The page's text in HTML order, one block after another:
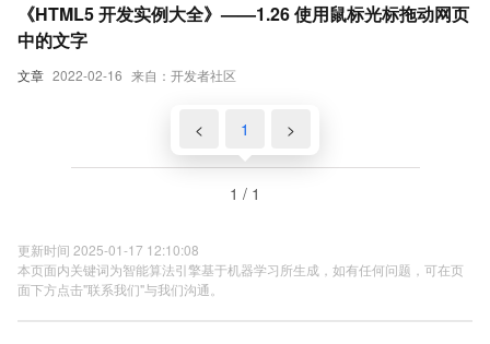
文章 2022-02-16 来自：开发者社区
《HTML5 开发实例大全》——1.26 使用鼠标光标拖动网页
中的文字
< 1 >
1 / 1
更新时间 2025-01-17 12:10:08
本页面内关键词为智能算法引擎基于机器学习所生成，如有任何问题，可在页
面下方点击"联系我们"与我们沟通。